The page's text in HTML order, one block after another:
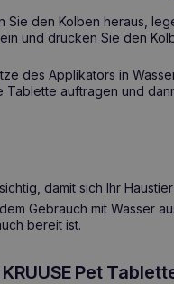
Sie den Kolben heraus,
und drücken Sie den
des Applikators in
Tablette auftragen und
damit sich Ihr
Gebrauch mit Wasser
bereit ist.
Pet